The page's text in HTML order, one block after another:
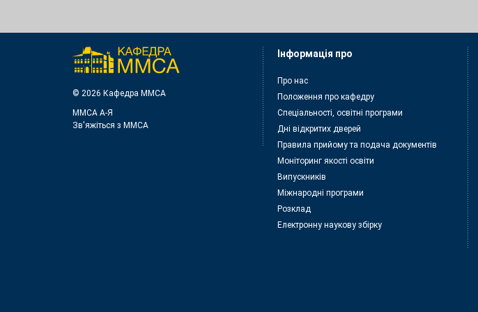
© 2026 Кафедра ММСА
ММСА A-Я
Зв'яжіться з MMСА
Інформація про
Про нас
Положення про кафедру
Спеціальності, освітні програми
Дні відкритих дверей
Правила прийому та подача документiв
Моніторинг якості освіти
Випускників
Міжнародні програми
Розклад
Електронну наукову збірку